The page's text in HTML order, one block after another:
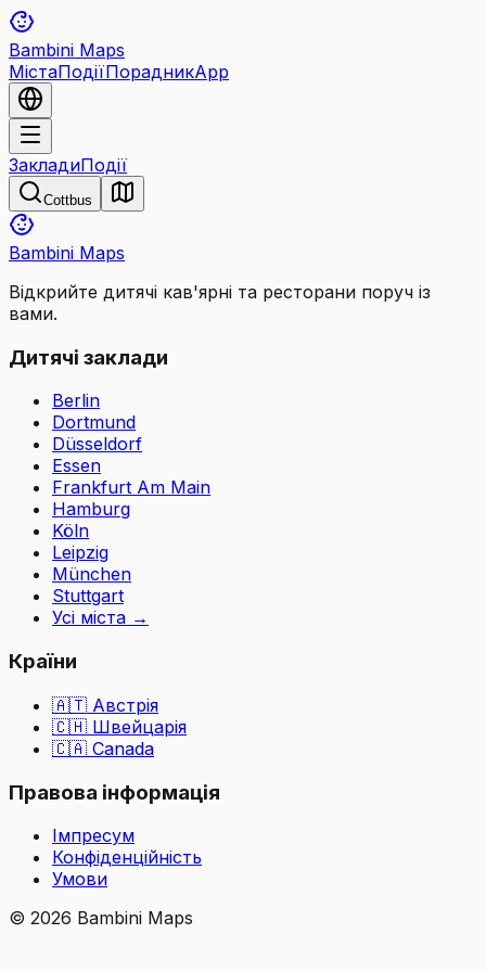
Bambini Maps
МістаПодіїПорадникApp
ЗакладиПодії
Cottbus
Bambini Maps
Відкрийте дитячі кав'ярні та ресторани поруч із
вами.
Дитячі заклади
Berlin
Dortmund
Düsseldorf
Essen
Frankfurt Am Main
Hamburg
Köln
Leipzig
München
Stuttgart
Усі міста →
Країни
🇦🇹 Австрія
🇨🇭 Швейцарія
🇨🇦 Canada
Правова інформація
Імпресум
Конфіденційність
Умови
© 2026 Bambini Maps